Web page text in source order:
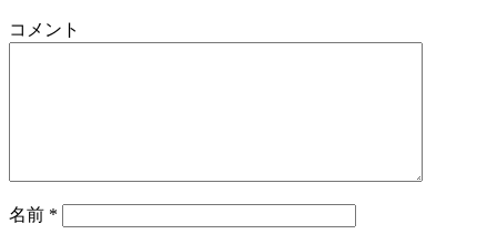
コメント
名前 *